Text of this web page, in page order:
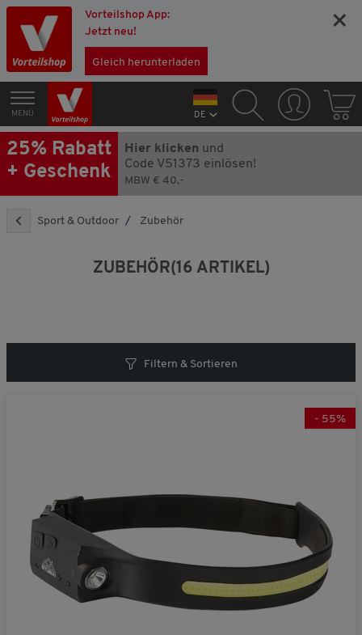
Vorteilshop App:
Jetzt neu!
Gleich herunterladen
×
MENÜ DE
25% Rabatt
+ Geschenk
Hier klicken und
Code V51373 einlösen!
MBW € 40,-
Sport & Outdoor Zubehör
ZUBEHÖR(16 ARTIKEL)
Filtern & Sortieren
- 55%